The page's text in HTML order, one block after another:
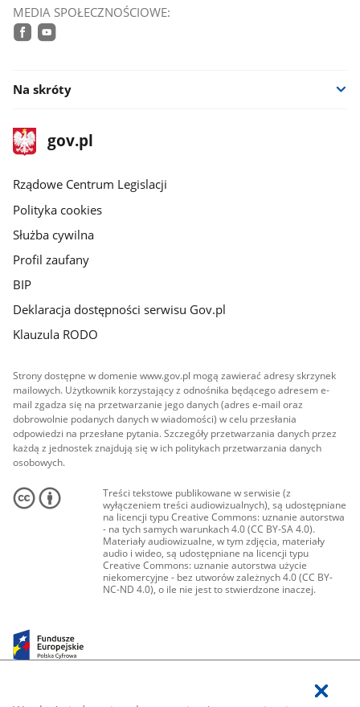
MEDIA SPOŁECZNOŚCIOWE:
Na skróty
stopka
gov.plStrona
gov.pl
Rządowe Centrum Legislacji
Polityka cookies
Służba cywilna
Profil zaufany
BIP
Deklaracja dostępności serwisu Gov.pl
Klauzula RODO
Strony dostępne w domenie www.gov.pl mogą zawierać adresy skrzynek
mailowych. Użytkownik korzystający z odnośnika będącego adresem e-
mail zgadza się na przetwarzanie jego danych (adres e-mail oraz
dobrowolnie podanych danych w wiadomości) w celu przesłania
odpowiedzi na przesłane pytania. Szczegóły przetwarzania danych przez
każdą z jednostek znajdują się w ich politykach przetwarzania danych
osobowych.
Treści tekstowe publikowane w serwisie (z
wyłączeniem treści audiowizualnych), są udostępniane
na licencji typu Creative Commons: uznanie autorstwa
- na tych samych warunkach 4.0 (CC BY-SA 4.0).
Materiały audiowizualne, w tym zdjęcia, materiały
audio i wideo, są udostępniane na licencji typu
Creative Commons: uznanie autorstwa użycie
niekomercyjne - bez utworów zależnych 4.0 (CC BY-
NC-ND 4.0), o ile nie jest to stwierdzone inaczej.